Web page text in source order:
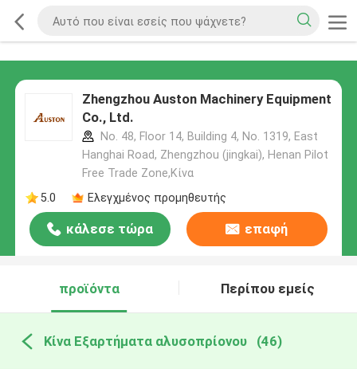
Zhengzhou Auston Machinery Equipment
Co., Ltd.
No. 48, Floor 14, Building 4, No. 1319, East
Hanghai Road, Zhengzhou (jingkai), Henan Pilot
Free Trade Zone,Κίνα
5.0
Ελεγχμένος προμηθευτής
κάλεσε τώρα επαφή
προϊόντα Περίπου εμείς
Κίνα Εξαρτήματα αλυσοπρίονου (46)